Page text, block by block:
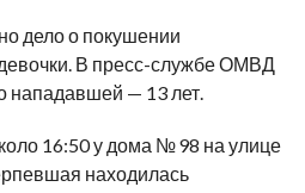
дело о покушении
В пресс-службе ОМВД
нападавшей — 13 лет.
16:50 у дома № 98 на улице
находилась